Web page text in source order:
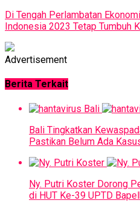
Di Tengah Perlambatan
Indonesia 2023 Tetap Tumbuh
Advertisement
Berita Terkait
Bali Tingkatkan
Pastikan Belum Ada
Ny. Putri Koster Dorong
di HUT Ke-39 UPTD